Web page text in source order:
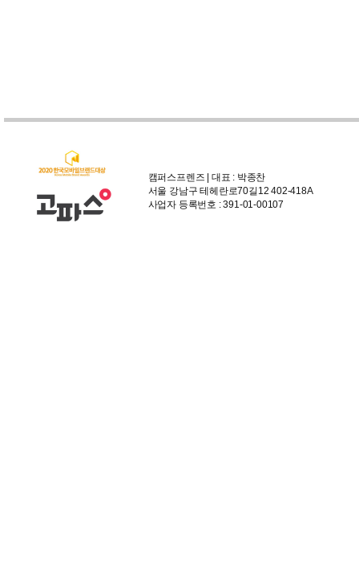
캠퍼스프렌즈 | 대표 : 박종찬
서울 강남구 테헤란로70길12 402-418A
사업자 등록번호 : 391-01-00107